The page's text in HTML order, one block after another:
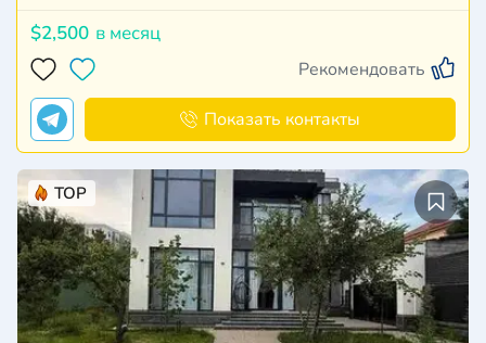
$2,500 в месяц
Рекомендовать
Показать контакты
TOP